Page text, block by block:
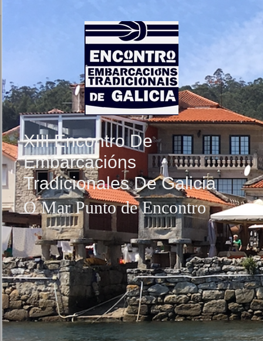
XIII Encontro De
Embarcacións
Tradicionales De Galicia
O Mar Punto de Encontro